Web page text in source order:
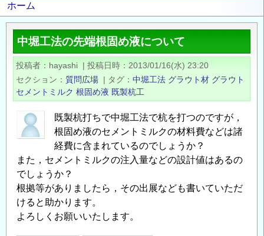
移
パ
ン
く
ず
ホーム
中堀工法の先端根固め液について
投稿者 hayashi | 投稿日時
2013/01/16(水) 23:20
セクション
質問広場 | タグ 中堀工法 グラウト材 グラウト
セメントミルク 根固め液 既製杭工
既製杭打ちで中堀工法で杭を打つのですが，
根固め液のセメントミルクの材料費などは諸
経費に含まれているのでしょうか？
また，セメントミルクの注入量などの設計値はあるの
でしょうか？
根拠等がありましたら，その出展なども書いていただ
けると助かります。
よろしくお願いいたします。